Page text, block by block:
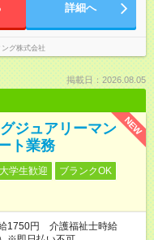
詳細へ
グ株式会社
掲載日：2026.08.05
NEW
ジュアリーマン
ト業務
大学生歓迎
ブランクOK
1750円 介護福祉士時給